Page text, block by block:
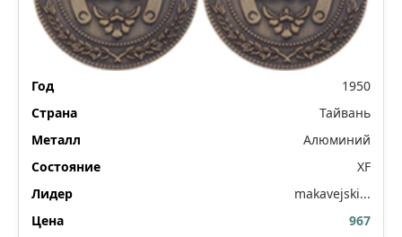
1950
Тайвань
Алюминий
XF
makavejski...
967